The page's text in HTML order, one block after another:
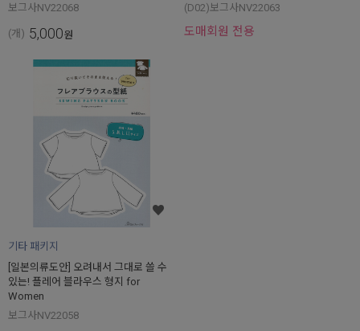
보그사NV22068
(개) 5,000원
(D02)보그사NV22063
도매회원 전용
기타 패키지
[일본의류도안] 오려내서 그대로 쓸 수
있는! 플레어 블라우스 형지 for
Women
보그사NV22058